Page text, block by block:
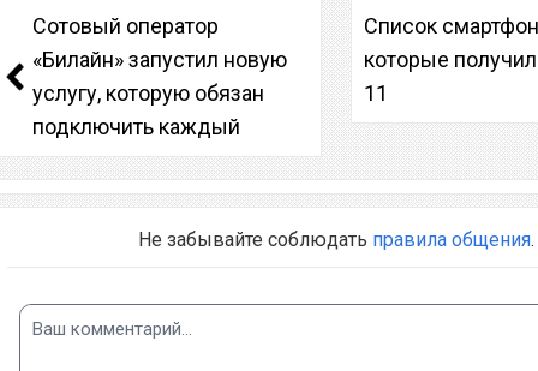
Сотовый оператор
«Билайн» запустил новую
услугу, которую обязан
подключить каждый
Список
которые
11
Не забывайте соблюдать правила общения.